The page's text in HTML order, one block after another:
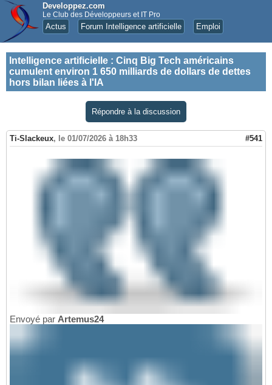
Developpez.com
Le Club des Développeurs et IT Pro
Actus Forum Intelligence artificielle Emploi
Intelligence artificielle : Cinq Big Tech américains
cumulent environ 1 650 milliards de dollars de dettes
hors bilan liées à l'IA
Répondre à la discussion
Ti-Slackeux, le 01/07/2026 à 18h33 #541
Envoyé par Artemus24